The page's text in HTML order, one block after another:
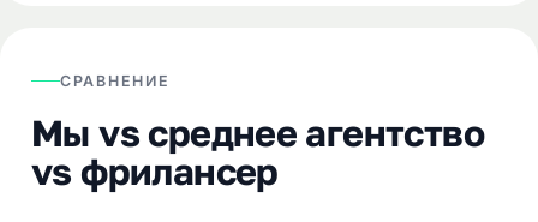
СРАВНЕНИЕ
Мы vs среднее агентство
vs фрилансер